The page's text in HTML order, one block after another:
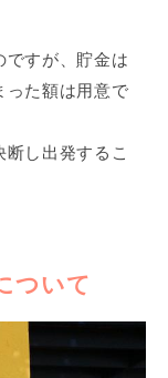
ですが、貯金は
った額は用意で
し出発するこ
ついて